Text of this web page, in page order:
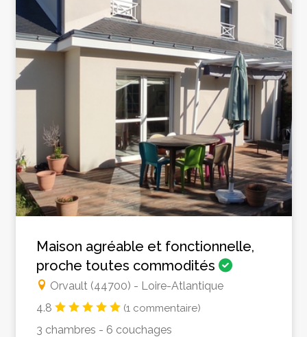
Maison agréable et fonctionnelle,
proche toutes commodités
Orvault (44700) - Loire-Atlantique
4.8
(1 commentaire)
3 chambres - 6 couchages